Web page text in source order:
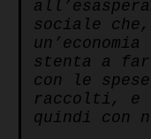
sociale
stenta a
con le
raccolti, e
quindi con